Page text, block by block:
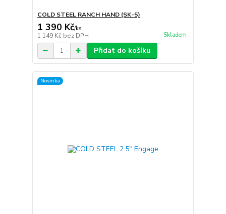
COLD STEEL RANCH HAND (SK-5)
1 390 Kč/ks
1 149 Kč bez DPH Skladem
Přidat do košíku
Novinka